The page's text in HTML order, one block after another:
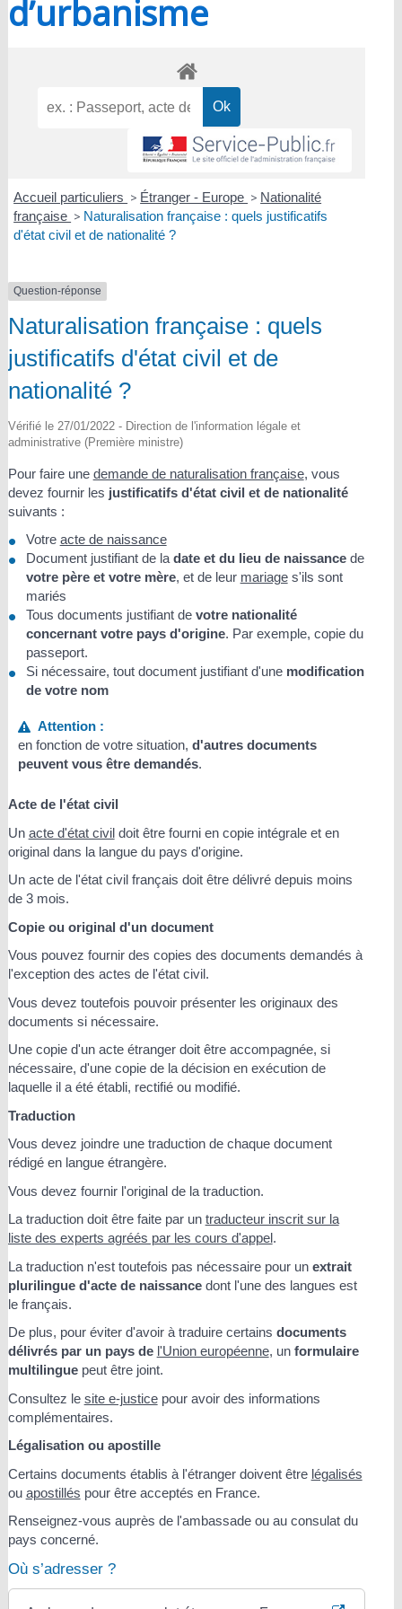
d’urbanisme
Accueil particuliers > Étranger - Europe > Nationalité
française > Naturalisation française : quels justificatifs
d'état civil et de nationalité ?
Question-réponse
Naturalisation française : quels
justificatifs d'état civil et de
nationalité ?
Vérifié le 27/01/2022 - Direction de l'information légale et
administrative (Première ministre)
Pour faire une demande de naturalisation française, vous
devez fournir les justificatifs d'état civil et de nationalité
suivants :
Votre acte de naissance
Document justifiant de la date et du lieu de naissancede
votre père et votre mère, et de leur mariages'ils sont
mariés
Tous documents justifiant de votre nationalité
concernant votre pays d'origine. Par exemple, copie du
passeport.
Si nécessaire, tout document justifiant d'une modification
de votre nom
Attention :
en fonction de votre situation, d'autres documents
peuvent vous être demandés.
Acte de l'état civil
Un acte d'état civildoit être fourni en copie intégrale et en
original dans la langue du pays d'origine.
Un acte de l'état civil français doit être délivré depuis moins
de 3 mois.
Copie ou original d'un document
Vous pouvez fournir des copies des documents demandés à
l'exception des actes de l'état civil.
Vous devez toutefois pouvoir présenter les originaux des
documents si nécessaire.
Une copie d'un acte étranger doit être accompagnée, si
nécessaire, d'une copie de la décision en exécution de
laquelle il a été établi, rectifié ou modifié.
Traduction
Vous devez joindre une traduction de chaque document
rédigé en langue étrangère.
Vous devez fournir l'original de la traduction.
La traduction doit être faite par un traducteur inscrit sur la
liste des experts agréés par les cours d'appel.
La traduction n'est toutefois pas nécessaire pour un extrait
plurilingue d'acte de naissancedont l'une des langues est
le français.
De plus, pour éviter d'avoir à traduire certains documents
délivrés par un pays de l'Union européenne, un formulaire
multilinguepeut être joint.
Consultez le site e-justicepour avoir des informations
complémentaires.
Légalisation ou apostille
Certains documents établis à l'étranger doivent être légalisés
ou apostillés pour être acceptés en France.
Renseignez-vous auprès de l'ambassade ou au consulat du
pays concerné.
Où s’adresser ?